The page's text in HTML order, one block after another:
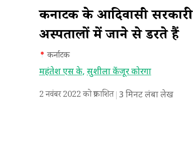
कर्नाटक के आदिवासी सरकारी
अस्पतालों में जाने से डरते हैं
कर्नाटक
महंतेश एस के,सुशीला केंजूर कोरगा
2 नवंबर 2022 को प्रकाशित 3 मिनट लंबा लेख